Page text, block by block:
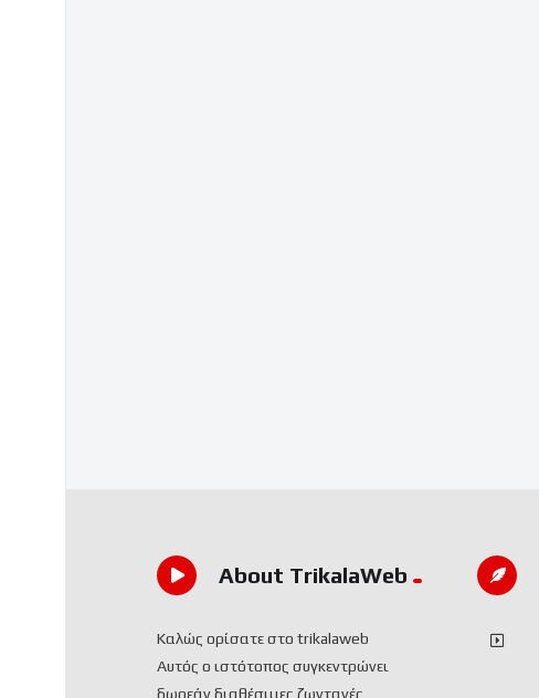
About TrikalaWeb
Καλώς ορίσατε στο trikalaweb
Αυτός ο ιστότοπος συγκεντρώνει
δωρεάν διαθέσιμες ζωντανές